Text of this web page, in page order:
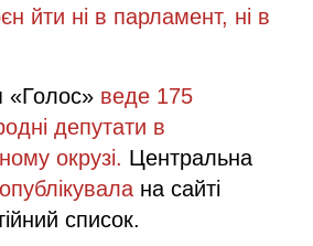
йти ні в парламент, ні в
«Голос» веде 175
депутати в
окрузі. Центральна
опублікувала на сайті
список.